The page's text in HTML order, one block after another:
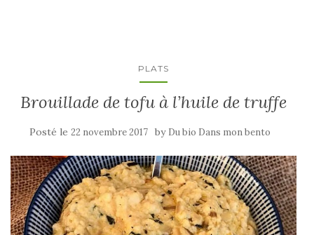
PLATS
Brouillade de tofu à l’huile de truffe
Posté le 22 novembre 2017 by Du bio Dans mon bento